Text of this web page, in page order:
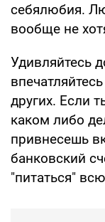
себялюбия.
вообще не
Удивляйтесь
других. Если
каком либо
привнесешь
банковский
"питаться"